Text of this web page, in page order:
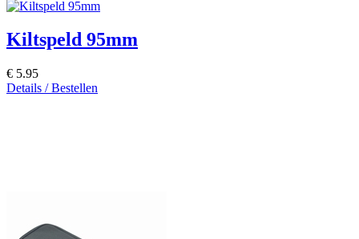
Kiltspeld 95mm
€ 5.95
Details / Bestellen